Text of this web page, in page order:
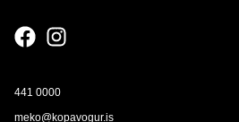
441 0000
meko@kopavogur.is